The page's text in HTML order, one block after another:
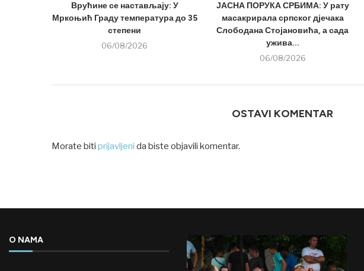
Врућине се настављају: У
Мркоњић Граду температура до 35
степени
06/08/2026
ЈАСНА ПОРУКА СРБИМА: У рату
масакрирала српског дјечака
Слободана Стојановића, а сада
ужива...
06/08/2026
OSTAVI KOMENTAR
Morate biti prijavljeni da biste objavili komentar.
O NAMA